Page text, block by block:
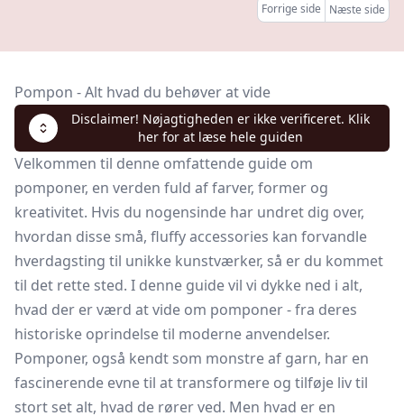
Forrige side Næste side
Pompon - Alt hvad du behøver at vide
Disclaimer! Nøjagtigheden er ikke verificeret. Klik
her for at læse hele guiden
Velkommen til denne omfattende guide om
pomponer, en verden fuld af farver, former og
kreativitet. Hvis du nogensinde har undret dig over,
hvordan disse små, fluffy accessories kan forvandle
hverdagsting til unikke kunstværker, så er du kommet
til det rette sted. I denne guide vil vi dykke ned i alt,
hvad der er værd at vide om pomponer - fra deres
historiske oprindelse til moderne anvendelser.
Pomponer, også kendt som monstre af garn, har en
fascinerende evne til at transformere og tilføje liv til
stort set alt, hvad de rører ved. Men hvad er en